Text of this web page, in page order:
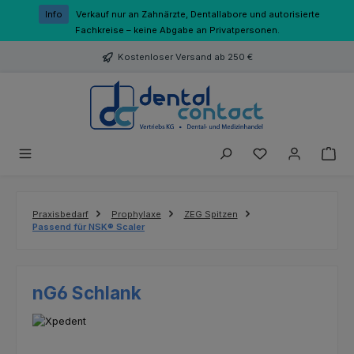
Zum Hauptinhalt springen
Info
Verkauf nur an Zahnärzte, Dentallabore und autorisierte
Fachkreise – keine Abgabe an Privatpersonen.
Kostenloser Versand ab 250 €
Du hast 0
Praxisbedarf Prophylaxe
ZEG Spitzen
Passend für NSK® Scaler
nG6 Schlank